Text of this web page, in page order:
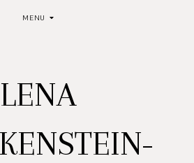
MENU
LENA